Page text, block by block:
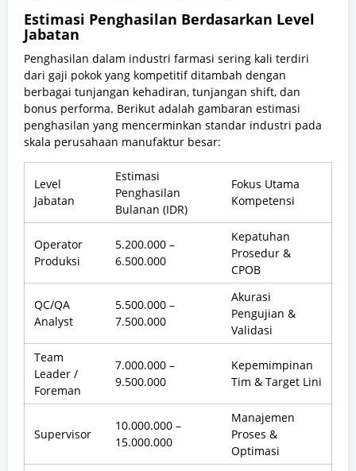
Estimasi Penghasilan Berdasarkan Level
Jabatan
Penghasilan dalam industri farmasi sering kali terdiri
dari gaji pokok yang kompetitif ditambah dengan
berbagai tunjangan kehadiran, tunjangan shift, dan
bonus performa. Berikut adalah gambaran estimasi
penghasilan yang mencerminkan standar industri pada
skala perusahaan manufaktur besar:
Level
Jabatan
Estimasi
Penghasilan
Bulanan (IDR)
Fokus Utama
Kompetensi
Operator
Produksi
5.200.000 –
6.500.000
Kepatuhan
Prosedur &
CPOB
QC/QA
Analyst
5.500.000 –
7.500.000
Akurasi
Pengujian &
Validasi
Team
Leader /
Foreman
7.000.000 –
9.500.000
Kepemimpinan
Tim & Target Lini
Supervisor
10.000.000 –
15.000.000
Manajemen
Proses &
Optimasi